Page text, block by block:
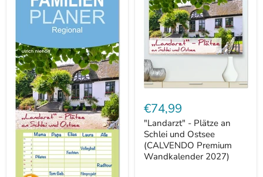
Plätze
an
Schlei
und
Ostsee
(CALVENDO
€74,99
"Landarzt" - Plätze an
Schlei und Ostsee
(CALVENDO Premium
Wandkalender 2027)